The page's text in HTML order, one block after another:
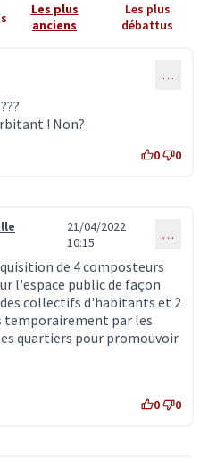
Les plus
anciens
Les plus
débattus
…
! Non?
0 0
21/04/2022
10:15
…
de 4 composteurs
l'espace public de façon
collectifs d'habitants et 2
temporairement par les
quartiers pour promouvoir
0 0